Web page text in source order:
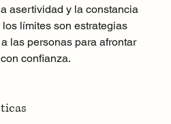
asertividad y la constancia
límites son estrategias
las personas para afrontar
confianza.